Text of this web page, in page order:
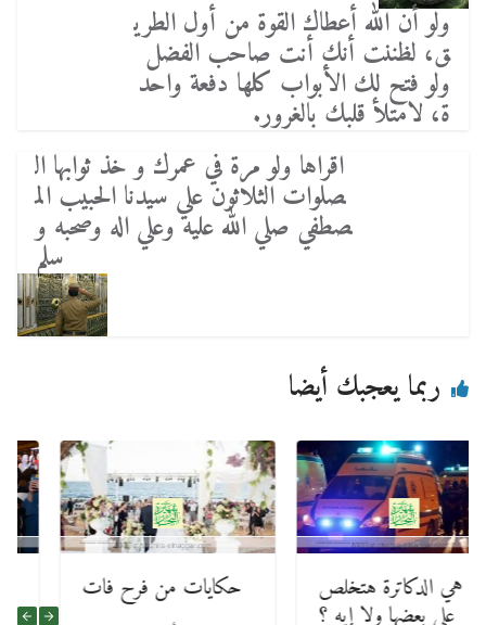
ولو أن الله أعطاك القوة من أول الطري
ق، لظننت أنك أنت صاحب الفضل
ولو فتح لك الأبواب كلها دفعة واحد
ة، لامتلأ قلبك بالغرور.
اقراها ولو مرة في عمرك و خذ ثوابها ال
صلوات الثلاثون علي سيدنا الحبيب الم
صطفي صلي الله عليه وعلي اله وصحبه و
سلم
ربما يعجبك أيضا
حكايات من فرح فات هي الدكاترة هتخلص
علي بعضها ولا إيه ؟